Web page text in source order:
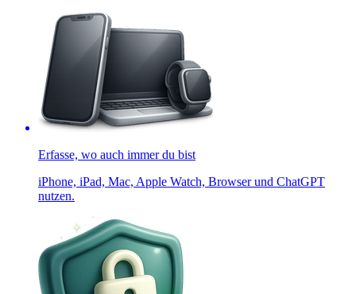
Erfasse, wo auch immer du bist
iPhone, iPad, Mac, Apple Watch, Browser und ChatGPT
nutzen.